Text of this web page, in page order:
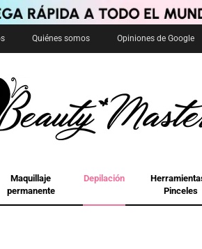
Quiénes somos Opiniones de Google
Maquillaje
permanente
Depilación
Pinceles